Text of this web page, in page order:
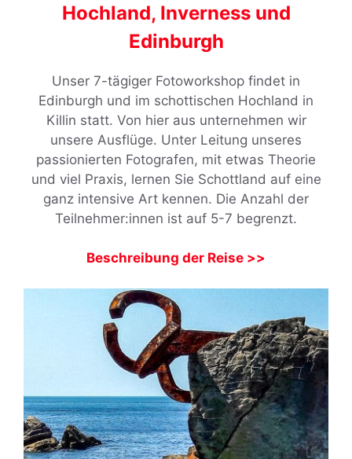
Hochland, Inverness und
Edinburgh
Unser 7-tägiger Fotoworkshop findet in
Edinburgh und im schottischen Hochland in
Killin statt. Von hier aus unternehmen wir
unsere Ausflüge. Unter Leitung unseres
passionierten Fotografen, mit etwas Theorie
und viel Praxis, lernen Sie Schottland auf eine
ganz intensive Art kennen. Die Anzahl der
Teilnehmer:innen ist auf 5-7 begrenzt.
Beschreibung der Reise >>